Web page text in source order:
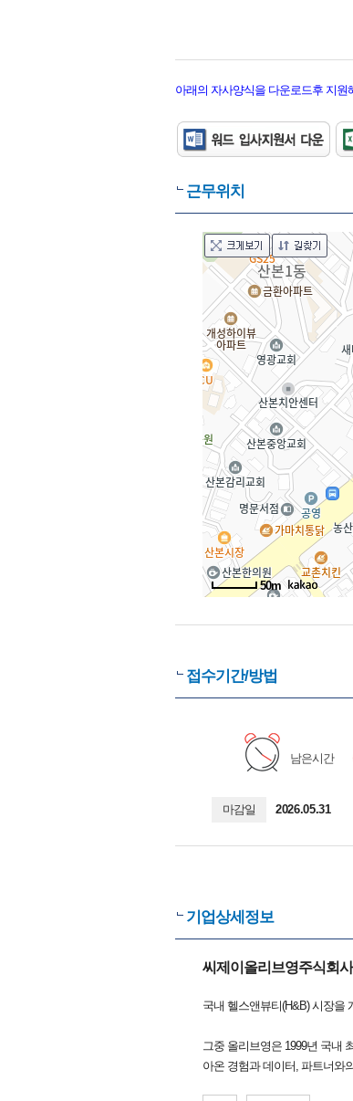
아래의 자사양식을 다운로드후 지원
근무위치
50m
접수기간/방법
남은시간
마감일 2026.05.31
기업상세정보
씨제이올리브영주식회
국내 헬스앤뷰티(H&B) 시장을
그중 올리브영은 1999년 국내
아온 경험과 데이터, 파트너와